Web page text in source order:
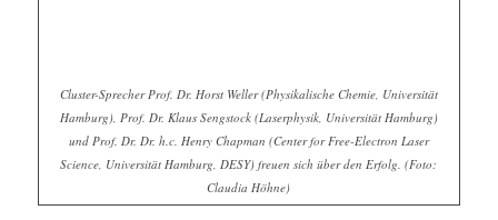
Cluster-Sprecher Prof. Dr. Horst Weller (Physikalische Chemie, Universität
Hamburg), Prof. Dr. Klaus Sengstock (Laserphysik, Universität Hamburg)
und Prof. Dr. Dr. h.c. Henry Chapman (Center for Free-Electron Laser
Science, Universität Hamburg, DESY) freuen sich über den Erfolg. (Foto:
Claudia Höhne)